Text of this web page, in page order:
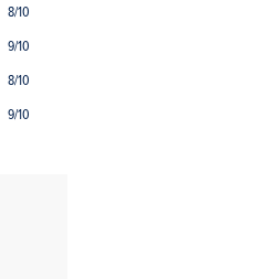
8/10
9/10
8/10
9/10